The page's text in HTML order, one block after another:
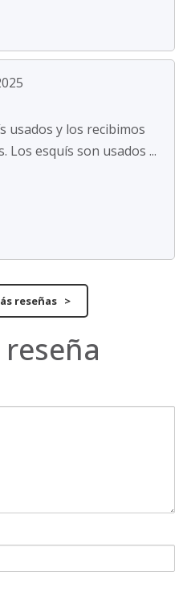
usados y los recibimos
Los esquís son usados ...
reseñas >